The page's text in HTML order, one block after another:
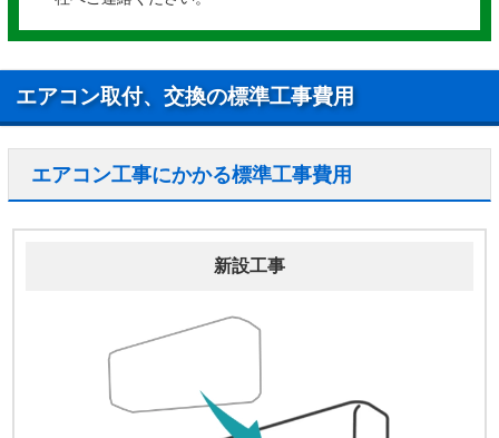
エアコン取付、交換の標準工事費用
エアコン工事にかかる標準工事費用
新設工事